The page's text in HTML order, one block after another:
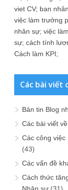
viet CV; ban
việc làm trưởng
nhân sự; việc
sự; cách tính
Cách làm KPI;
Các bài viết
Bản tin Blog
Các bài viết
Các công việc
(43)
Các vấn đề
Cách thức